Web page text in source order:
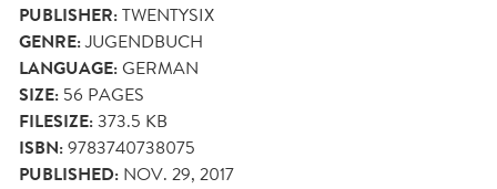
PUBLISHER:TWENTYSIX
GENRE:JUGENDBUCH
LANGUAGE:GERMAN
SIZE: 56 PAGES
FILESIZE:373.5 KB
ISBN:9783740738075
PUBLISHED: NOV. 29, 2017